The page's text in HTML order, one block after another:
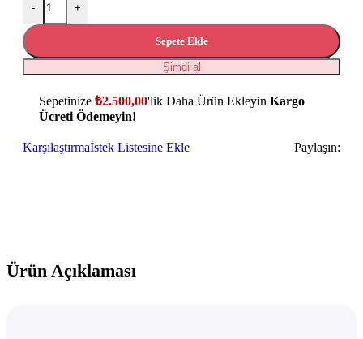
- +
Sepete Ekle
Şimdi al
Sepetinize ₺2.500,00'lik Daha Ürün Ekleyin Kargo
Ücreti Ödemeyin!
Karşılaştırmaİstek Listesine Ekle Paylaşın:
Ürün Açıklaması